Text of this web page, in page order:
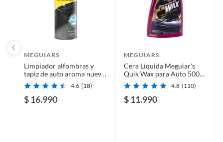
MEGUIARS
Limpiador alfombras y
tapiz de auto aroma nuevo
561ml
4.6 (18)
$ 16.990
MEGUIARS
Cera Líquida Meguiar's
Quik Wax para Auto 500
ml
4.8 (110)
$ 11.990